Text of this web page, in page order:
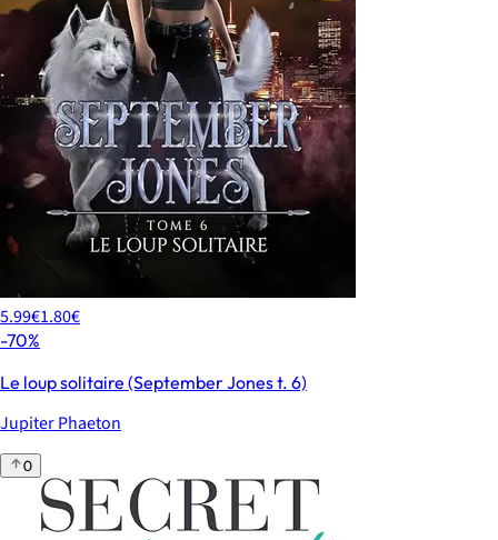
5.99€1.80€
-70%
Le loup solitaire (September Jones t. 6)
Jupiter Phaeton
0